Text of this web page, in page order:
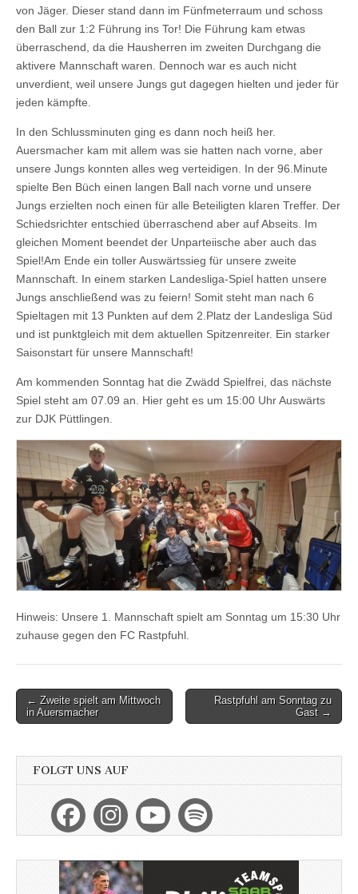
von Jäger. Dieser stand dann im Fünfmeterraum und schoss
den Ball zur 1:2 Führung ins Tor! Die Führung kam etwas
überraschend, da die Hausherren im zweiten Durchgang die
aktivere Mannschaft waren. Dennoch war es auch nicht
unverdient, weil unsere Jungs gut dagegen hielten und jeder für
jeden kämpfte.
In den Schlussminuten ging es dann noch heiß her.
Auersmacher kam mit allem was sie hatten nach vorne, aber
unsere Jungs konnten alles weg verteidigen. In der 96.Minute
spielte Ben Büch einen langen Ball nach vorne und unsere
Jungs erzielten noch einen für alle Beteiligten klaren Treffer. Der
Schiedsrichter entschied überraschend aber auf Abseits. Im
gleichen Moment beendet der Unparteiische aber auch das
Spiel!Am Ende ein toller Auswärtssieg für unsere zweite
Mannschaft. In einem starken Landesliga-Spiel hatten unsere
Jungs anschließend was zu feiern! Somit steht man nach 6
Spieltagen mit 13 Punkten auf dem 2.Platz der Landesliga Süd
und ist punktgleich mit dem aktuellen Spitzenreiter. Ein starker
Saisonstart für unsere Mannschaft!
Am kommenden Sonntag hat die Zwädd Spielfrei, das nächste
Spiel steht am 07.09 an. Hier geht es um 15:00 Uhr Auswärts
zur DJK Püttlingen.
Hinweis: Unsere 1. Mannschaft spielt am Sonntag um 15:30 Uhr
zuhause gegen den FC Rastpfuhl.
Post
navigation
← Zweite spielt am Mittwoch
in Auersmacher
Rastpfuhl am Sonntag zu
Gast →
FOLGT UNS AUF